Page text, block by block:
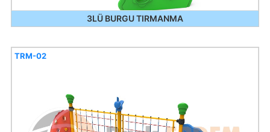
3LÜ BURGU TIRMANMA
TRM-02